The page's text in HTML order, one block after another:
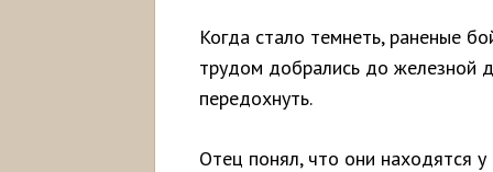
Когда стало темнеть, раненые
трудом добрались до железной
передохнуть.
Отец понял, что они находятся